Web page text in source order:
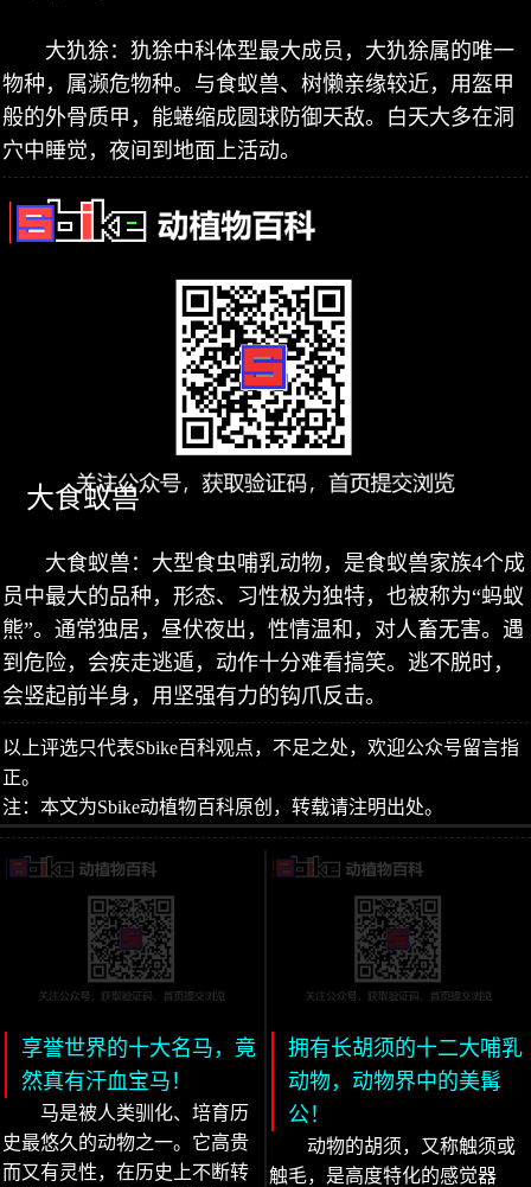
大犰狳：犰狳中科体型最大成员，大犰狳属的唯一
物种，属濒危物种。与食蚁兽、树懒亲缘较近，用盔甲
般的外骨质甲，能蜷缩成圆球防御天敌。白天大多在洞
穴中睡觉，夜间到地面上活动。
大食蚁兽
大食蚁兽：大型食虫哺乳动物，是食蚁兽家族4个成
员中最大的品种，形态、习性极为独特，也被称为“蚂蚁
熊”。通常独居，昼伏夜出，性情温和，对人畜无害。遇
到危险，会疾走逃遁，动作十分难看搞笑。逃不脱时，
会竖起前半身，用坚强有力的钩爪反击。
以上评选只代表Sbike百科观点，不足之处，欢迎公众号留言指
正。
注：本文为Sbike动植物百科原创，转载请注明出处。
享誉世界的十大名马，竟
然真有汗血宝马！
马是被人类驯化、培育历
史最悠久的动物之一。它高贵
而又有灵性，在历史上不断转
拥有长胡须的十二大哺乳
动物，动物界中的美髯
公！
动物的胡须，又称触须或
触毛，是高度特化的感觉器